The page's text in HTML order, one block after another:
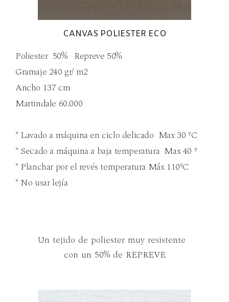
CANVAS POLIESTER ECO
Poliester 50% Repreve 50%
Gramaje 240 gr/ m2
Ancho 137 cm
Martindale 60.000
* Lavado a máquina en ciclo delicado Max 30 ºC
* Secado a máquina a baja temperatura Max 40 º
* Planchar por el revés temperatura Máx 110ºC
* No usar lejía
Un tejido de poliester muy resistente
con un 50% de REPREVE